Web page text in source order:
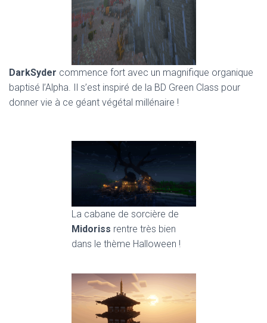
DarkSyder commence fort avec un magnifique organique
baptisé l’Alpha. Il s’est inspiré de la BD Green Class pour
donner vie à ce géant végétal millénaire !
La cabane de sorcière de
Midoriss rentre très bien
dans le thème Halloween !